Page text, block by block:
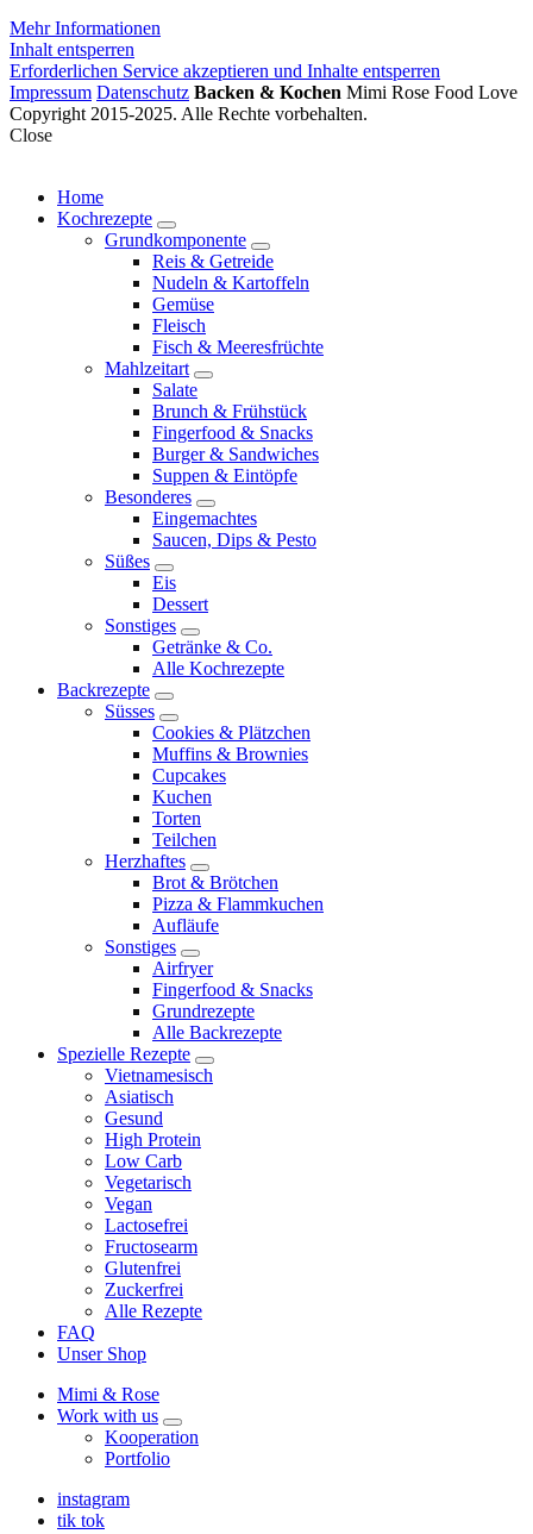
Mehr Informationen
Inhalt entsperren
Erforderlichen Service akzeptieren und Inhalte entsperren
Impressum Datenschutz Backen & Kochen Mimi Rose Food Love
Copyright 2015-2025. Alle Rechte vorbehalten.
Close
Home
Kochrezepte
expand
child
menu
Grundkomponente
expand
child
menu
Reis & Getreide
Nudeln & Kartoffeln
Gemüse
Fleisch
Fisch & Meeresfrüchte
Mahlzeitart
expand
child
menu
Salate
Brunch & Frühstück
Fingerfood & Snacks
Burger & Sandwiches
Suppen & Eintöpfe
Besonderes
expand
child
menu
Eingemachtes
Saucen, Dips & Pesto
Süßes
expand
child
menu
Eis
Dessert
Sonstiges
expand
child
menu
Getränke & Co.
Alle Kochrezepte
Backrezepte
expand
child
menu
Süsses
expand
child
menu
Cookies & Plätzchen
Muffins & Brownies
Cupcakes
Kuchen
Torten
Teilchen
Herzhaftes
expand
child
menu
Brot & Brötchen
Pizza & Flammkuchen
Aufläufe
Sonstiges
expand
child
menu
Airfryer
Fingerfood & Snacks
Grundrezepte
Alle Backrezepte
Spezielle Rezepte
expand
child
Vietnamesisch
Asiatisch
Gesund
High Protein
Low Carb
Vegetarisch
Vegan
Lactosefrei
Fructosearm
Glutenfrei
Zuckerfrei
Alle Rezepte
FAQ
Unser Shop
Mimi & Rose
Work with us
expand
child
Kooperation
Portfolio
instagram
tik tok